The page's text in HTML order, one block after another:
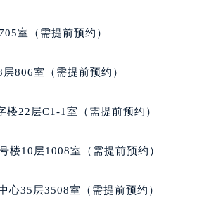
号世茂环球金融中心写字楼（芙蓉广场
服务中心（品牌授权店）3层整层（需
服务中心（品牌授权店）1层整层（需
10层1015室（需提前预约）
厦7层G室（需提前预约）
室（需提前预约）
806室（需提前预约）
22层C1-1室（需提前预约）
楼10层1008室（需提前预约）
心35层3508室（需提前预约）